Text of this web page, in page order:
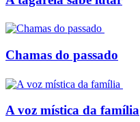
Chamas do passado
A voz mística da família